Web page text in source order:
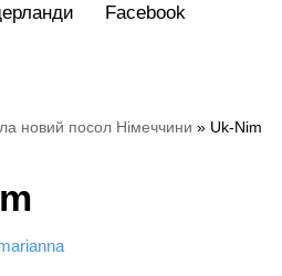
Facebook
новий посол Німеччини » Uk-Nim